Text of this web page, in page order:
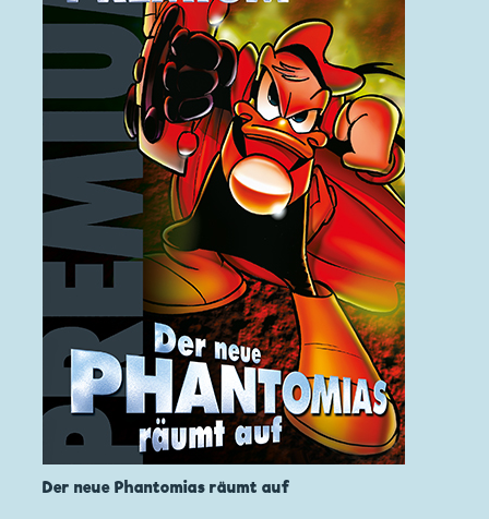
Der neue Phantomias räumt auf